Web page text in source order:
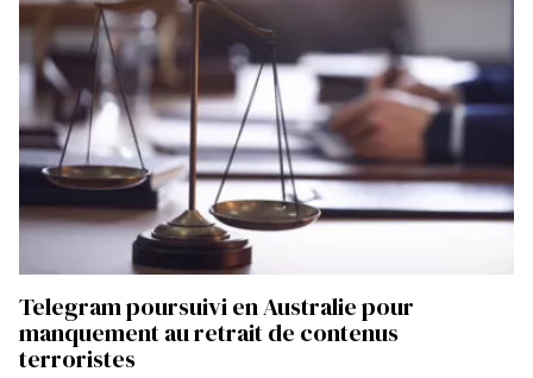
Telegram poursuivi en Australie pour
manquement au retrait de contenus
terroristes